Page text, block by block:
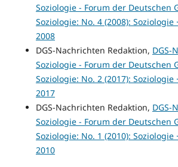
Soziologie - Forum der Deutschen
Soziologie: No. 4 (2008): Soziologie
2008
DGS-Nachrichten Redaktion, DGS-
Soziologie - Forum der Deutschen
Soziologie: No. 2 (2017): Soziologie
2017
DGS-Nachrichten Redaktion, DGS-
Soziologie - Forum der Deutschen
Soziologie: No. 1 (2010): Soziologie
2010